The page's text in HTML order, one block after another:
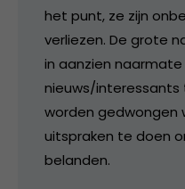
het punt, ze zijn
verliezen. De grote
in aanzien naarmate
nieuws/
worden gedwongen
uitspraken te doen
belanden.